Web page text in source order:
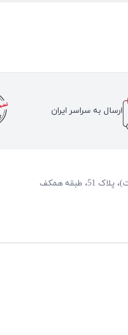
ارسال به سراسر ایران
همکف